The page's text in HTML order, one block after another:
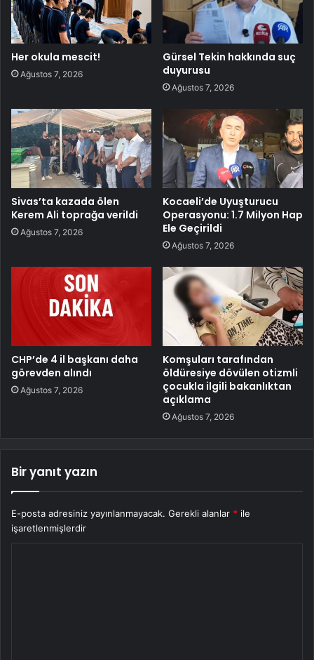
Her okula mescit!
Ağustos 7, 2026
Gürsel Tekin hakkında suç
duyurusu
Ağustos 7, 2026
Sivas’ta kazada ölen
Kerem Ali toprağa verildi
Ağustos 7, 2026
Kocaeli’de Uyuşturucu
Operasyonu: 1.7 Milyon Hap
Ele Geçirildi
Ağustos 7, 2026
CHP’de 4 il başkanı daha
görevden alındı
Ağustos 7, 2026
Komşuları tarafından
öldüresiye dövülen otizmli
çocukla ilgili bakanlıktan
açıklama
Ağustos 7, 2026
Bir yanıt yazın
E-posta adresiniz yayınlanmayacak. Gerekli alanlar * ile
işaretlenmişlerdir